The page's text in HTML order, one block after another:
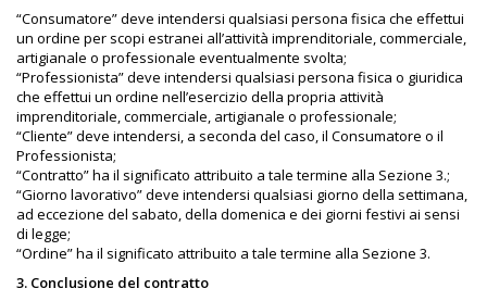
“Consumatore” deve intendersi qualsiasi persona fisica che effettui
un ordine per scopi estranei all’attività imprenditoriale, commerciale,
artigianale o professionale eventualmente svolta;
“Professionista” deve intendersi qualsiasi persona fisica o giuridica
che effettui un ordine nell’esercizio della propria attività
imprenditoriale, commerciale, artigianale o professionale;
“Cliente” deve intendersi, a seconda del caso, il Consumatore o il
Professionista;
“Contratto” ha il significato attribuito a tale termine alla Sezione 3.;
“Giorno lavorativo” deve intendersi qualsiasi giorno della settimana,
ad eccezione del sabato, della domenica e dei giorni festivi ai sensi
di legge;
“Ordine” ha il significato attribuito a tale termine alla Sezione 3.
3. Conclusione del contratto